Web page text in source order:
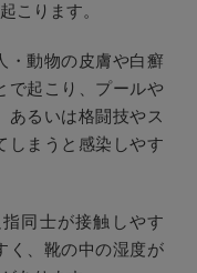
こります。
・動物の皮膚や白癬
で起こり、プールや
あるいは格闘技やス
しまうと感染しやす
同士が接触しやす
く、靴の中の湿度が